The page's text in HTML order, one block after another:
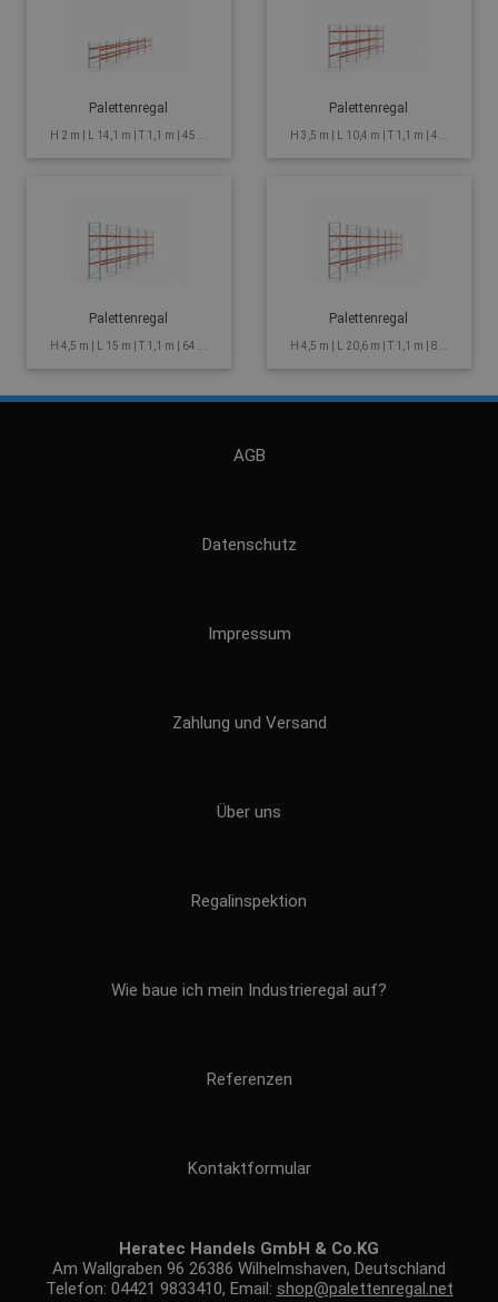
Palettenregal
H 2 m | L 14,1 m | T 1,1 m | 45 ...
Palettenregal
H 3,5 m | L 10,4 m | T 1,1 m | 4...
Palettenregal
H 4,5 m | L 15 m | T 1,1 m | 64 ...
Palettenregal
H 4,5 m | L 20,6 m | T 1,1 m | 8...
AGB
Datenschutz
Impressum
Zahlung und Versand
Über uns
Regalinspektion
Wie baue ich mein Industrieregal auf?
Referenzen
Kontaktformular
Heratec Handels GmbH & Co.KG
Am Wallgraben 96 26386 Wilhelmshaven, Deutschland
Telefon: 04421 9833410, Email: shop@palettenregal.net